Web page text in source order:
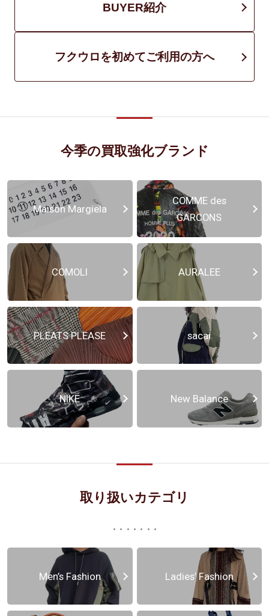
BUYER紹介
フクウロを初めてご利用の方へ
今季の買取強化ブランド
Maison Margiela
COMME des
GARCONS
COMOLI AURALEE
PLEATS PLEASE sacai
NIKE New Balance
取り扱いカテゴリ
Men’s Fashion Ladies’ Fashion